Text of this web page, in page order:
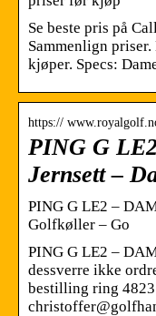
Se beste pris på
Sammenlign
kjøper. Specs:
https://
PING G
Jernsett –
PING G LE2 –
Golfkøller – Go
PING G LE2 –
dessverre ikke
bestilling ring